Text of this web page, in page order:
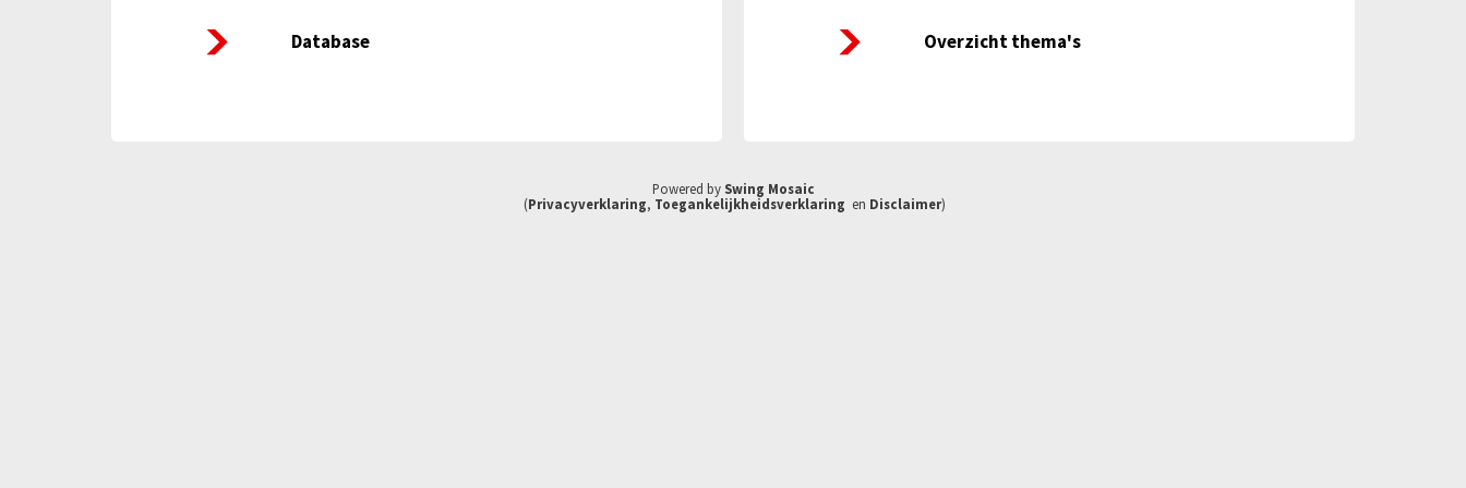
Database Overzicht thema's
Powered by Swing Mosaic
(Privacyverklaring, Toegankelijkheidsverklaring en Disclaimer)